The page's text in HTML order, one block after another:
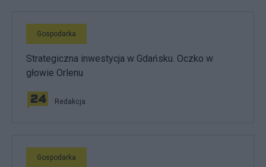
Gospodarka
Strategiczna inwestycja w Gdańsku. Oczko w
głowie Orlenu
Redakcja
Gospodarka